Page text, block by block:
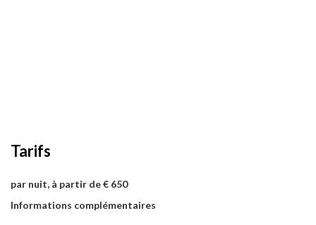
Tarifs
par nuit, à partir de € 650
Informations complémentaires